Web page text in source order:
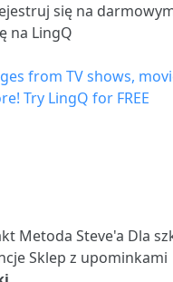
się na
na LingQ
Metoda Steve'a Dla
Sklep z upominkami